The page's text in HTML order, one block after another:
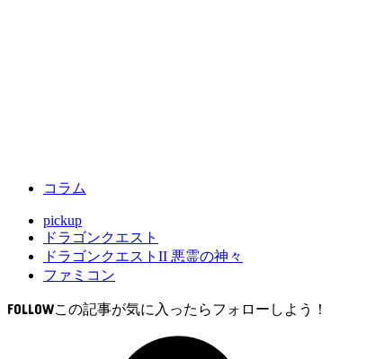
コラム
pickup
ドラゴンクエスト
ドラゴンクエストII 悪霊の神々
ファミコン
FOLLOW